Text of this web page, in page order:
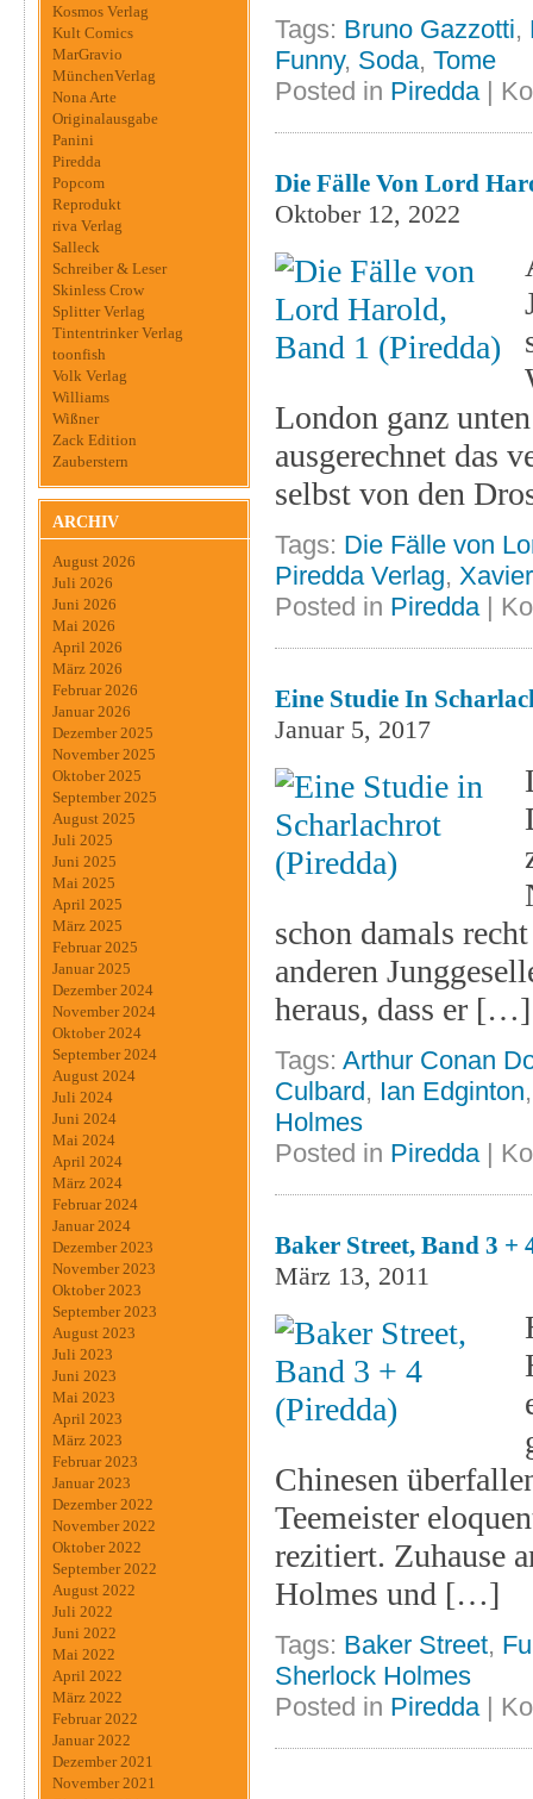
Kosmos Verlag
Kult Comics
MarGravio
MünchenVerlag
Nona Arte
Originalausgabe
Panini
Piredda
Popcom
Reprodukt
riva Verlag
Salleck
Schreiber & Leser
Skinless Crow
Splitter Verlag
Tintentrinker Verlag
toonfish
Volk Verlag
Williams
Wißner
Zack Edition
Zauberstern
ARCHIV
August 2026
Juli 2026
Juni 2026
Mai 2026
April 2026
März 2026
Februar 2026
Januar 2026
Dezember 2025
November 2025
Oktober 2025
September 2025
August 2025
Juli 2025
Juni 2025
Mai 2025
April 2025
März 2025
Februar 2025
Januar 2025
Dezember 2024
November 2024
Oktober 2024
September 2024
August 2024
Juli 2024
Juni 2024
Mai 2024
April 2024
März 2024
Februar 2024
Januar 2024
Dezember 2023
November 2023
Oktober 2023
September 2023
August 2023
Juli 2023
Juni 2023
Mai 2023
April 2023
März 2023
Februar 2023
Januar 2023
Dezember 2022
November 2022
Oktober 2022
September 2022
August 2022
Juli 2022
Juni 2022
Mai 2022
April 2022
März 2022
Februar 2022
Januar 2022
Dezember 2021
November 2021
Tags: Bruno Gazzotti,
Funny, Soda, Tome
Posted in Piredda|
Die Fälle Von Lord
Oktober 12, 2022
London ganz
ausgerechnet das
selbst von den
Tags: Die Fälle von
Piredda Verlag,
Posted in Piredda|
Eine Studie In
Januar 5, 2017
schon damals
anderen
heraus, dass er […]
Tags: Arthur Conan
Culbard, Ian Edginton
Holmes
Posted in Piredda|
Baker Street, Band 3 +
März 13, 2011
Chinesen
Teemeister
rezitiert. Zuhause
Holmes und […]
Tags: Baker Street,
Sherlock Holmes
Posted in Piredda|